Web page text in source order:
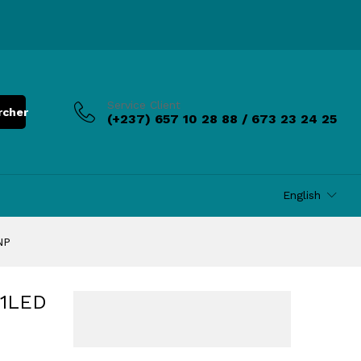
Service Client
(+237) 657 10 28 88 / 673 23 24 25
English